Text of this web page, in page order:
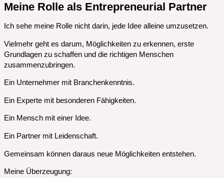
Meine Rolle als Entrepreneurial Partner
Ich sehe meine Rolle nicht darin, jede Idee alleine umzusetzen.
Vielmehr geht es darum, Möglichkeiten zu erkennen, erste
Grundlagen zu schaffen und die richtigen Menschen
zusammenzubringen.
Ein Unternehmer mit Branchenkenntnis.
Ein Experte mit besonderen Fähigkeiten.
Ein Mensch mit einer Idee.
Ein Partner mit Leidenschaft.
Gemeinsam können daraus neue Möglichkeiten entstehen.
Meine Überzeugung: